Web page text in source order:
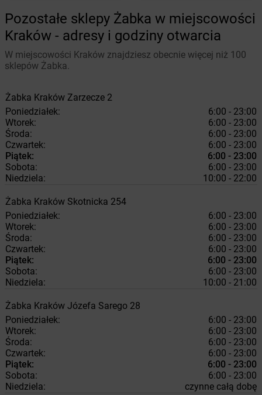
Pozostałe sklepy Żabka w miejscowości
Kraków - adresy i godziny otwarcia
W miejscowości Kraków znajdziesz obecnie więcej niż 100
sklepów Żabka.
Żabka Kraków Zarzecze 2
Poniedziałek:
6:00 - 23:00
Wtorek:
6:00 - 23:00
Środa:
6:00 - 23:00
Czwartek:
6:00 - 23:00
Piątek:
6:00 - 23:00
Sobota:
6:00 - 23:00
Niedziela:
10:00 - 22:00
Żabka Kraków Skotnicka 254
Poniedziałek:
6:00 - 23:00
Wtorek:
6:00 - 23:00
Środa:
6:00 - 23:00
Czwartek:
6:00 - 23:00
Piątek:
6:00 - 23:00
Sobota:
6:00 - 23:00
Niedziela:
10:00 - 21:00
Żabka Kraków Józefa Sarego 28
Poniedziałek:
6:00 - 23:00
Wtorek:
6:00 - 23:00
Środa:
6:00 - 23:00
Czwartek:
6:00 - 23:00
Piątek:
6:00 - 23:00
Sobota:
6:00 - 23:00
Niedziela:
czynne całą dobę